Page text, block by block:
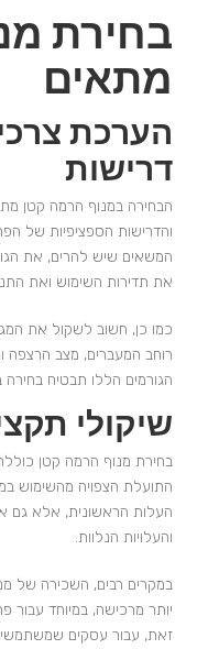
בחירת
מתאים
הערכת
דרישות
הבחירה במנוף הרמה קטן
והדרישות הספציפיות של
המשאים שיש להרים, את
את תדירות השימוש ואת
כמו כן, חשוב לשקול את
רוחב המעברים, מצב הרצפה
הגורמים הללו תבטיח בחירה
שיקולי
בחירת מנוף הרמה קטן
התועלת הצפויה מהשימוש
העלות הראשונית, אלא גם
והעלויות הנלוות.
במקרים רבים, השכירה של
יותר מרכישה, במיוחד עבור
זאת, עבור עסקים